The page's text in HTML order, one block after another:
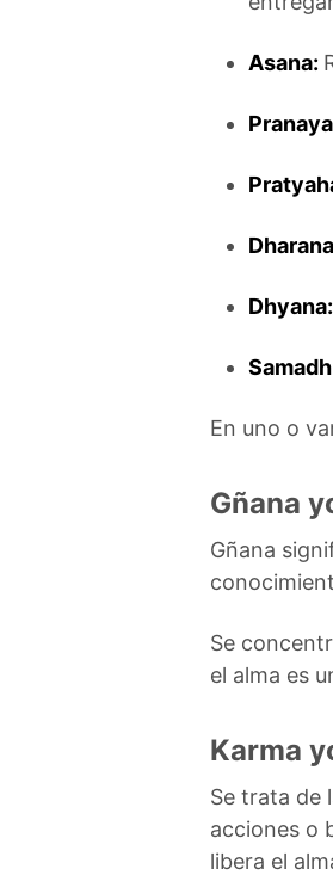
Asana:
Dhyana:
En uno o
Gñana
Gñana
Se
el alma es
Karma
Se trata de
acciones o
libera el